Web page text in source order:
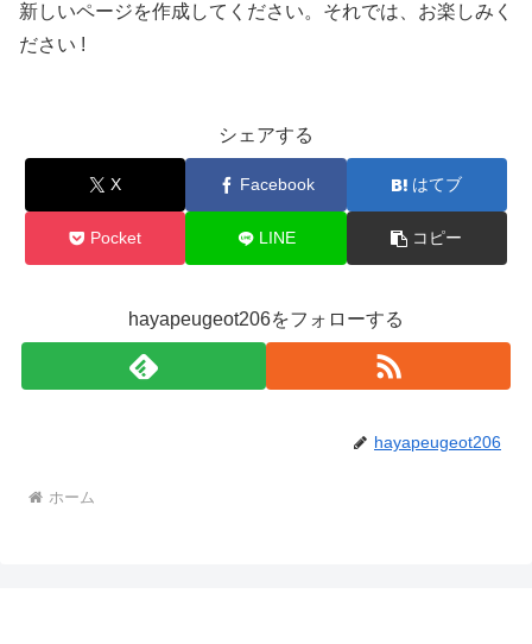
新しいページを作成してください。それでは、お楽しみく
ださい !
シェアする
X Facebook はてブ
Pocket LINE コピー
hayapeugeot206をフォローする
hayapeugeot206
ホーム